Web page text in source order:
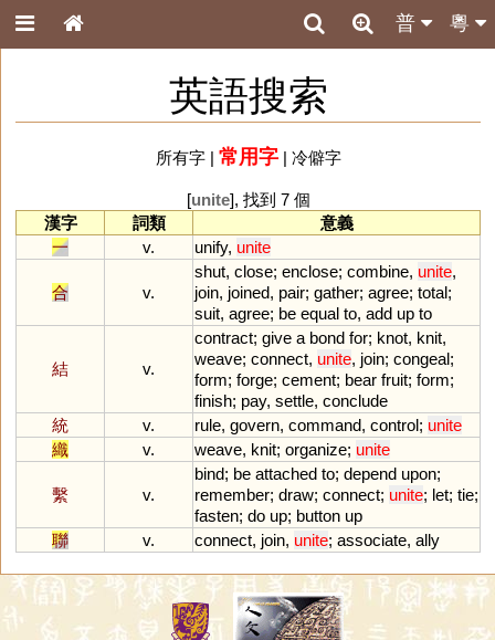
粵
普
英語搜索
所有字| 常用字| 冷僻字
[unite], 找到 7 個
漢字
詞類
意義
一
v. unify, unite
合 v.
shut, close; enclose; combine, unite,
join, joined, pair; gather; agree; total;
suit, agree; be equal to, add up to
結 v.
contract; give a bond for; knot, knit,
weave; connect, unite, join; congeal;
form; forge; cement; bear fruit; form;
finish; pay, settle, conclude
統
v. rule, govern, command, control; unite
織
v. weave, knit; organize; unite
繫 v.
bind; be attached to; depend upon;
remember; draw; connect; unite; let; tie;
fasten; do up; button up
聯
v. connect, join, unite; associate, ally